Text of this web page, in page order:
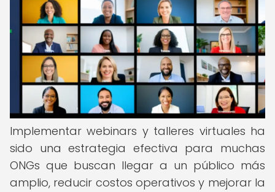
Implementar webinars y talleres virtuales ha
sido una estrategia efectiva para muchas
ONGs que buscan llegar a un público más
amplio, reducir costos operativos y mejorar la